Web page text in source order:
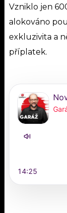
Vzniklo jen
alokováno
exkluzivita a
příplatek.